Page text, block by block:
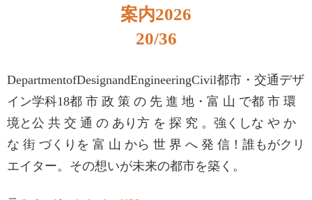
案内2026
20/36
DepartmentofDesignandEngineeringCivil都市・交通デザ
イン学科18都 市 政 策 の 先 進 地・富 山 で都 市 環
境と公 共 交 通 の あり方 を 探 究 。強くしな や か
な 街 づくりを 富 山 から 世 界 へ 発 信！誰もがクリ
エイター。その想いが未来の都市を築く。